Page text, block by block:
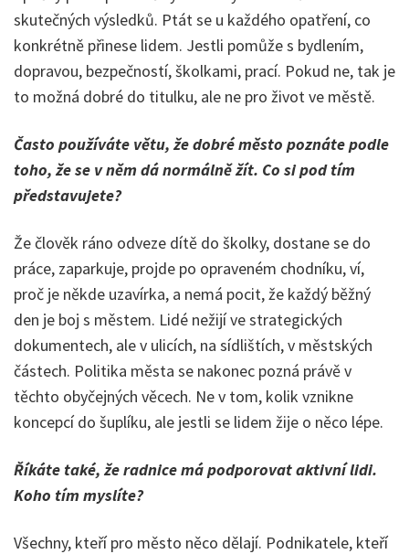
skutečných výsledků. Ptát se u každého opatření, co
konkrétně přinese lidem. Jestli pomůže s bydlením,
dopravou, bezpečností, školkami, prací. Pokud ne, tak je
to možná dobré do titulku, ale ne pro život ve městě.
Často používáte větu, že dobré město poznáte podle
toho, že se v něm dá normálně žít. Co si pod tím
představujete?
Že člověk ráno odveze dítě do školky, dostane se do
práce, zaparkuje, projde po opraveném chodníku, ví,
proč je někde uzavírka, a nemá pocit, že každý běžný
den je boj s městem. Lidé nežijí ve strategických
dokumentech, ale v ulicích, na sídlištích, v městských
částech. Politika města se nakonec pozná právě v
těchto obyčejných věcech. Ne v tom, kolik vznikne
koncepcí do šuplíku, ale jestli se lidem žije o něco lépe.
Říkáte také, že radnice má podporovat aktivní lidi.
Koho tím myslíte?
Všechny, kteří pro město něco dělají. Podnikatele, kteří